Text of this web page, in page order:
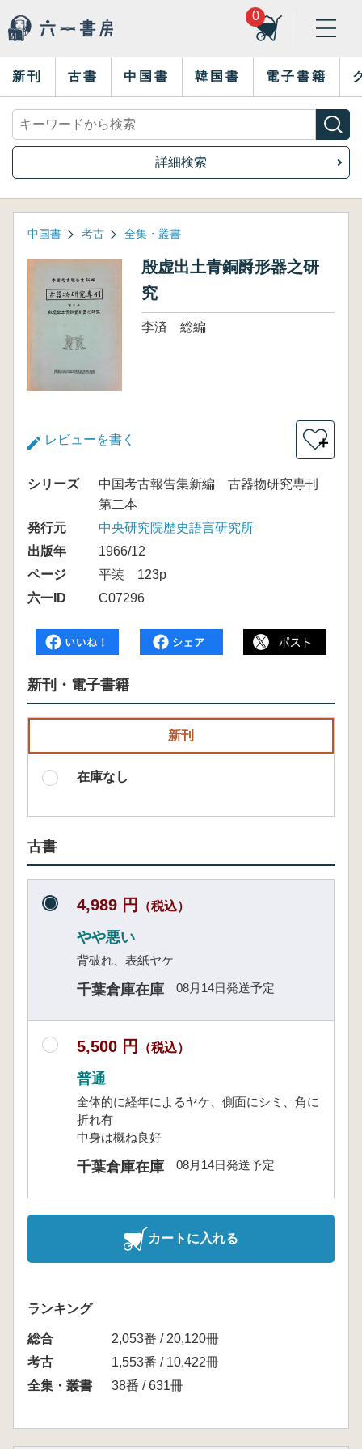
0
新刊 古書 中国書 韓国書 電子書籍
詳細検索
中国書 考古 全集・叢書
殷虚出土青銅爵形器之研
究
李済 総編
レビューを書く ＋
シリーズ
中国考古報告集新編 古器物研究専刊
第二本
発行元
中央研究院歴史語言研究所
出版年
1966/12
ページ
平装 123p
六一ID
C07296
新刊・電子書籍
新刊
在庫なし
古書
4,989 円 （税込）
やや悪い
背破れ、表紙ヤケ
千葉倉庫在庫 08月14日発送予定
5,500 円 （税込）
普通
全体的に経年によるヤケ、側面にシミ、角に
折れ有
中身は概ね良好
千葉倉庫在庫 08月14日発送予定
カートに入れる
ランキング
総合
2,053番 / 20,120冊
考古
1,553番 / 10,422冊
全集・叢書
38番 / 631冊